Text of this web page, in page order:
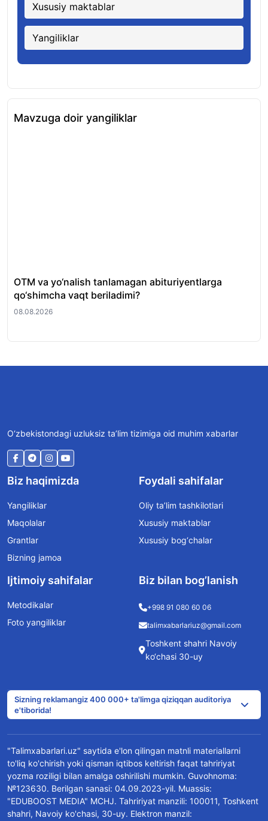
Xususiy maktablar
Yangiliklar
Mavzuga doir yangiliklar
OTM va yo‘nalish tanlamagan abituriyentlarga
qo‘shimcha vaqt beriladimi?
08.08.2026
O‘zbekistondagi uzluksiz ta’lim tizimiga oid muhim xabarlar
Biz haqimizda
Yangiliklar
Maqolalar
Grantlar
Bizning jamoa
Foydali sahifalar
Oliy ta’lim tashkilotlari
Xususiy maktablar
Xususiy bog‘chalar
Ijtimoiy sahifalar
Metodikalar
Foto yangiliklar
Biz bilan bog’lanish
+998 91 080 60 06
talimxabarlariuz@gmail.com
Toshkent shahri Navoiy
ko‘chasi 30-uy
Sizning reklamangiz 400 000+ ta'limga qiziqqan auditoriya
e'tiborida!
"Talimxabarlari.uz" saytida e'lon qilingan matnli materiallarni
to'liq ko'chirish yoki qisman iqtibos keltirish faqat tahririyat
yozma roziligi bilan amalga oshirilishi mumkin. Guvohnoma:
№123630. Berilgan sanasi: 04.09.2023-yil. Muassis:
"EDUBOOST MEDIA" MCHJ. Tahririyat manzili: 100011, Toshkent
shahri, Navoiy ko'chasi, 30-uy. Elektron manzil: